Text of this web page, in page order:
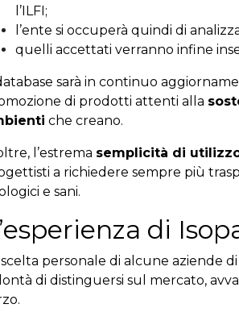
l’ILFI;
l’ente si occuperà quindi di
quelli accettati verranno infine
sarà in continuo
di prodotti attenti alla
che creano.
l’estrema semplicità di
a richiedere sempre più
e sani.
di
scelta personale di alcune aziende
di distinguersi sul mercato,